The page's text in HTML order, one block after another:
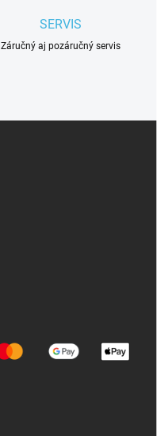
SERVIS
Záručný aj pozáručný servis